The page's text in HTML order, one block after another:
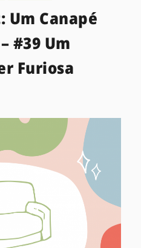
Canapé
#39 Um
Furiosa